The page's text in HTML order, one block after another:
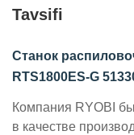
Tavsifi
Станок
RTS1800ES-G
Компания RYOBI
в качестве